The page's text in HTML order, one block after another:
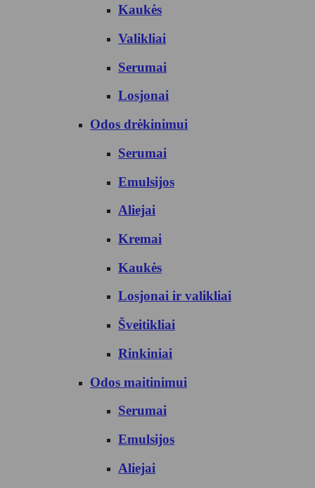
Kaukės
Valikliai
Serumai
Losjonai
Odos drėkinimui
Serumai
Emulsijos
Aliejai
Kremai
Kaukės
Losjonai ir valikliai
Šveitikliai
Rinkiniai
Odos maitinimui
Serumai
Emulsijos
Aliejai